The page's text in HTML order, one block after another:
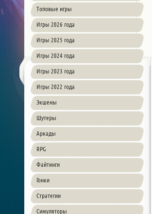
Топовые игры
Игры 2026 года
Игры 2025 года
Игры 2024 года
Игры 2023 года
Игры 2022 года
Экшены
Шутеры
Аркады
RPG
Файтинги
Гонки
Стратегии
Симуляторы